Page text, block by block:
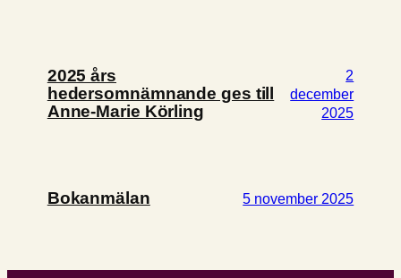
2025 års
hedersomnämnande ges till
Anne-Marie Körling
2
december
2025
Bokanmälan 5 november 2025